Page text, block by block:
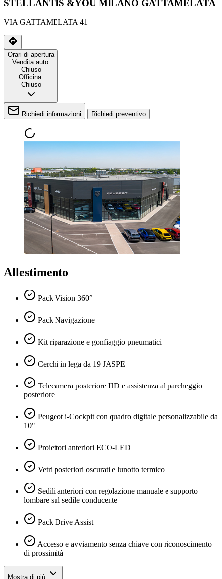
STELLANTIS &YOU MILANO GATTAMELATA
VIA GATTAMELATA 41
Orari di apertura
Vendita auto:
Chiuso
Officina:
Chiuso
Richiedi informazioni Richiedi preventivo
Allestimento
Pack Vision 360°
Pack Navigazione
Kit riparazione e gonfiaggio pneumatici
Cerchi in lega da 19 JASPE
Telecamera posteriore HD e assistenza al parcheggio
posteriore
Peugeot i-Cockpit con quadro digitale personalizzabile da
10"
Proiettori anteriori ECO-LED
Vetri posteriori oscurati e lunotto termico
Sedili anteriori con regolazione manuale e supporto
lombare sul sedile conducente
Pack Drive Assist
Accesso e avviamento senza chiave con riconoscimento
di prossimità
Mostra di più